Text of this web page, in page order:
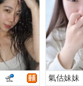
氣估妹妹